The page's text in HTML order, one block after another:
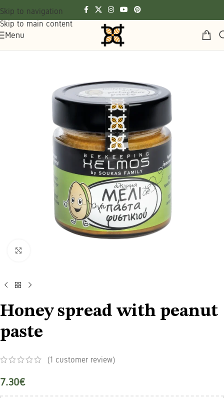
Skip to navigation
Skip to main content
Menu
Honey spread with peanut
paste
(1 customer review)
7.30€